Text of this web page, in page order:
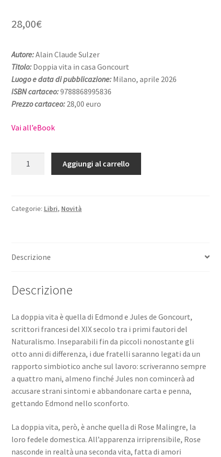
28,00€
Autore:Alain Claude Sulzer
Titolo: Doppia vita in casa Goncourt
Luogo e data di pubblicazione:Milano, aprile 2026
ISBN cartaceo:9788868995836
Prezzo cartaceo:28,00 euro
Vai all’eBook
Goncourt
Aggiungi al carrello
Categorie: Libri, Novità
Descrizione
Descrizione
La doppia vita è quella di Edmond e Jules de Goncourt,
scrittori francesi del XIX secolo tra i primi fautori del
Naturalismo. Inseparabili fin da piccoli nonostante gli
otto anni di differenza, i due fratelli saranno legati da un
rapporto simbiotico anche sul lavoro: scriveranno sempre
a quattro mani, almeno finché Jules non comincerà ad
accusare strani sintomi e abbandonare carta e penna,
gettando Edmond nello sconforto.
La doppia vita, però, è anche quella di Rose Malingre, la
loro fedele domestica. All’apparenza irriprensibile, Rose
nasconde in realtà una seconda vita, fatta di amori